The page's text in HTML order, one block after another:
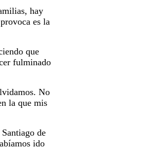
hay
es la
que
fulminado
No
la que mis
de
ido